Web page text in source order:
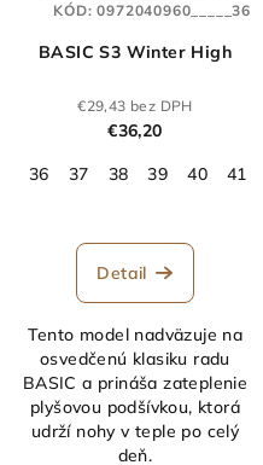
BASIC S3 Winter High
€29,43 bez DPH
€36,20
36
37 38 39 40 41
Detail
Tento model nadväzuje na
osvedčenú klasiku radu
BASIC a prináša zateplenie
plyšovou podšívkou, ktorá
udrží nohy v teple po celý
deň.
KÓD:0972040960_____36